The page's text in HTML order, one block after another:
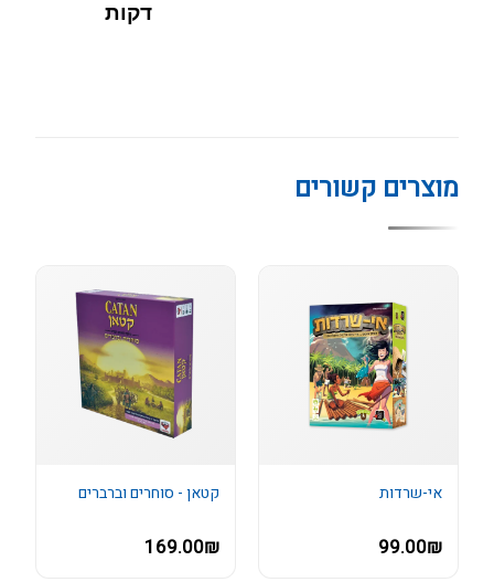
דקות
מוצרים קשורים
אי-שרדות
99.00₪
קטאן - סוחרים וברברים
169.00₪